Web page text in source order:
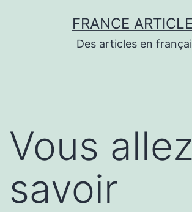
FRANCE
Des articles en
Vous
savoir